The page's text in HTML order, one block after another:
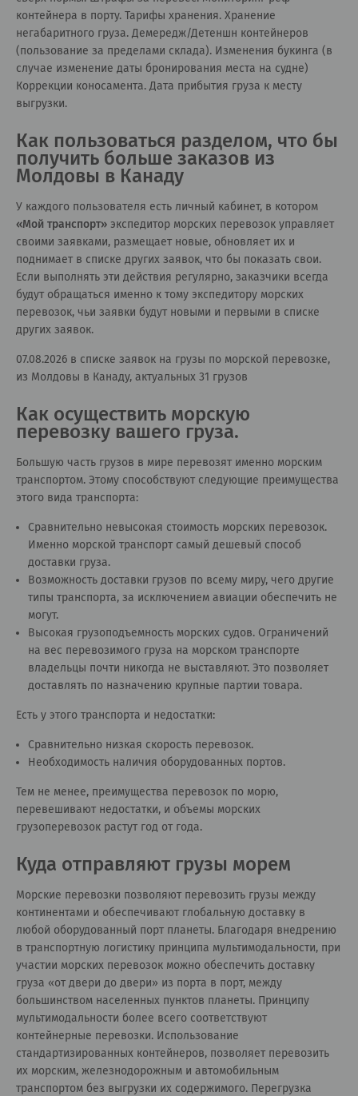
контейнера в порту. Тарифы хранения. Хранение
негабаритного груза. Демередж/Детеншн контейнеров
(пользование за пределами склада). Изменения букинга (в
случае изменение даты бронирования места на судне)
Коррекции коносамента. Дата прибытия груза к месту
выгрузки.
Как пользоваться разделом, что бы
получить больше заказов из
Молдовы в Канаду
У каждого пользователя есть личный кабинет, в котором
«Мой транспорт» экспедитор морских перевозок управляет
своими заявками, размещает новые, обновляет их и
поднимает в списке других заявок, что бы показать свои.
Если выполнять эти действия регулярно, заказчики всегда
будут обращаться именно к тому экспедитору морских
перевозок, чьи заявки будут новыми и первыми в списке
других заявок.
07.08.2026 в списке заявок на грузы по морской перевозке,
из Молдовы в Канаду, актуальных 31 грузов
Как осуществить морскую
перевозку вашего груза.
Большую часть грузов в мире перевозят именно морским
транспортом. Этому способствуют следующие преимущества
этого вида транспорта:
Сравнительно невысокая стоимость морских перевозок.
Именно морской транспорт самый дешевый способ
доставки груза.
Возможность доставки грузов по всему миру, чего другие
типы транспорта, за исключением авиации обеспечить не
могут.
Высокая грузоподъемность морских судов. Ограничений
на вес перевозимого груза на морском транспорте
владельцы почти никогда не выставляют. Это позволяет
доставлять по назначению крупные партии товара.
Есть у этого транспорта и недостатки:
Сравнительно низкая скорость перевозок.
Необходимость наличия оборудованных портов.
Тем не менее, преимущества перевозок по морю,
перевешивают недостатки, и объемы морских
грузоперевозок растут год от года.
Куда отправляют грузы морем
Морские перевозки позволяют перевозить грузы между
континентами и обеспечивают глобальную доставку в
любой оборудованный порт планеты. Благодаря внедрению
в транспортную логистику принципа мультимодальности, при
участии морских перевозок можно обеспечить доставку
груза «от двери до двери» из порта в порт, между
большинством населенных пунктов планеты. Принципу
мультимодальности более всего соответствуют
контейнерные перевозки. Использование
стандартизированных контейнеров, позволяет перевозить
их морским, железнодорожным и автомобильным
транспортом без выгрузки их содержимого. Перегрузка